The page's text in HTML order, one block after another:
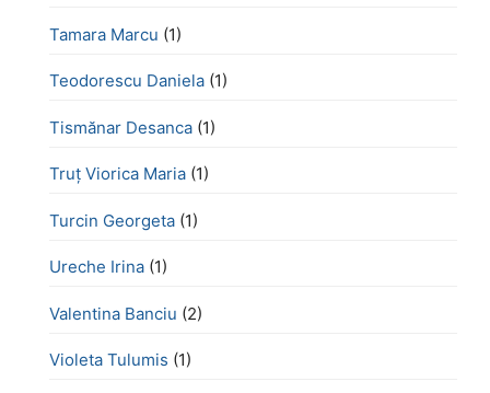
Tamara Marcu (1)
Teodorescu Daniela (1)
Tismănar Desanca (1)
Truț Viorica Maria (1)
Turcin Georgeta (1)
Ureche Irina (1)
Valentina Banciu (2)
Violeta Tulumis (1)